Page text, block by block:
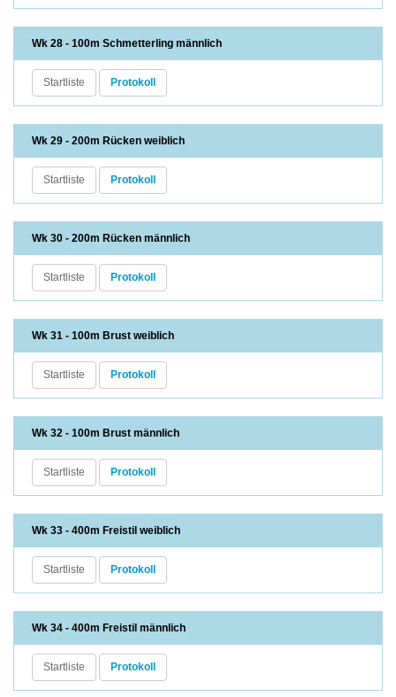
Wk 28 - 100m Schmetterling männlich
Startliste Protokoll
Wk 29 - 200m Rücken weiblich
Startliste Protokoll
Wk 30 - 200m Rücken männlich
Startliste Protokoll
Wk 31 - 100m Brust weiblich
Startliste Protokoll
Wk 32 - 100m Brust männlich
Startliste Protokoll
Wk 33 - 400m Freistil weiblich
Startliste Protokoll
Wk 34 - 400m Freistil männlich
Startliste Protokoll